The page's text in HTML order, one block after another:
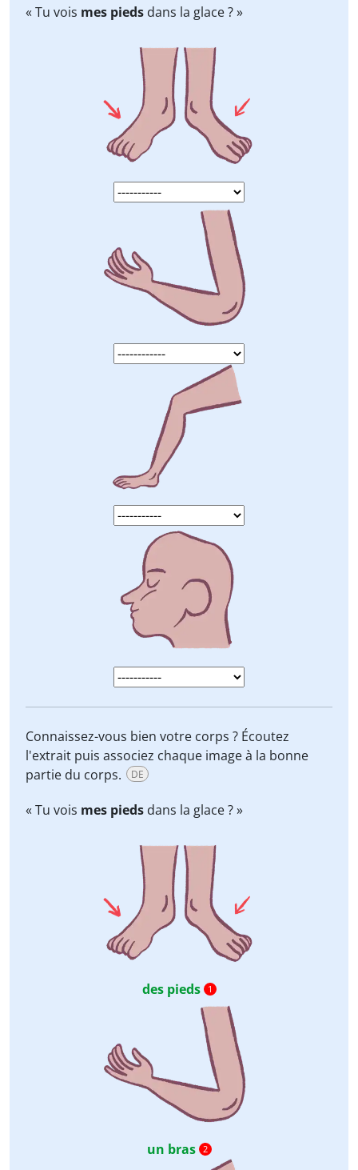
« Tu vois mes pieds dans la glace ? »
Connaissez-vous bien votre corps ? Écoutez
l'extrait puis associez chaque image à la bonne
partie du corps.
DE
« Tu vois mes pieds dans la glace ? »
des pieds 1
un bras 2